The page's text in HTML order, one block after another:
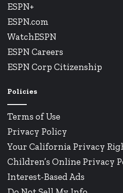
ESPN+
ESPN.com
WatchESPN
ESPN Careers
ESPN Corp Citizenship
Policies
Terms of Use
Privacy Policy
Your California Privacy
Children’s Online Privacy
Interest-Based Ads